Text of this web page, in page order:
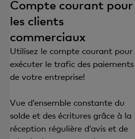
Compte courant pour
les clients
commerciaux
Utilisez le compte courant pour
exécuter le trafic des paiements
de votre entreprise!
Vue d’ensemble constante du
solde et des écritures grâce à la
réception régulière d’avis et de